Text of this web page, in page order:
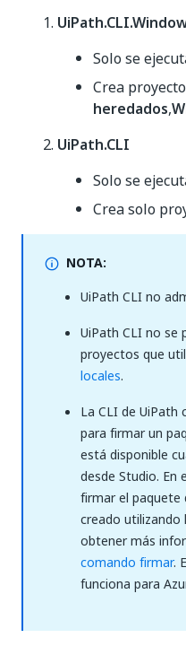
Solo se
Crea
heredados,
UiPath.CLI
Solo se
Crea solo
NOTA:
UiPath CLI no
UiPath CLI no se
proyectos que
locales.
La CLI de UiPath
para firmar un
está disponible
desde Studio. En
firmar el paquete
creado utilizando
obtener más
comando firmar.
funciona para